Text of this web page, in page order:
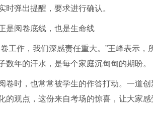
时弹出提醒，要求进行确认。
是阅卷底线，也是生命线
卷工作，我们深感责任重大。”王峰表示
数年的汗水，是每个家庭沉甸甸的期盼。
卷时，也常常被学生的作答打动。一道
的观点，这份来自考场的惊喜，让大家感